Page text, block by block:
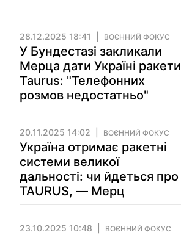
28.12.2025 18:41 ВОЄННИЙ ФОКУС
У Бундестазі закликали
Мерца дати Україні ракети
Taurus: "Телефонних
розмов недостатньо"
20.11.2025 14:02 ВОЄННИЙ ФОКУС
Україна отримає ракетні
системи великої
дальності: чи йдеться про
TAURUS, — Мерц
23.10.2025 10:48 ВОЄННИЙ ФОКУС